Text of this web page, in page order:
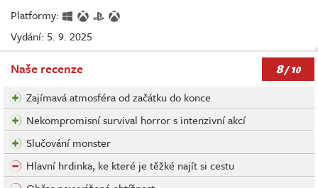
Platformy:
Vydání: 5. 9. 2025
Naše recenze 8/ 10
Zajímavá atmosféra od začátku do konce
Nekompromisní survival horror s intenzivní akcí
Slučování monster
Hlavní hrdinka, ke které je těžké najít si cestu